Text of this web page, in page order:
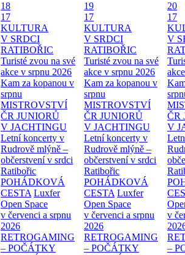
18
17
KULTURA
V SRDCI
RATIBOŘIC
Turisté zvou na své
akce v srpnu 2026
Kam za kopanou v
srpnu
MISTROVSTVÍ
ČR JUNIORŮ
V JACHTINGU
Letní koncerty v
Rudrově mlýně –
občerstvení v srdci
Ratibořic
POHÁDKOVÁ
CESTA Luxfer
Open Space
v červenci a srpnu
2026
RETROGAMING
– POČÁTKY
19
17
KULTURA
V SRDCI
RATIBOŘIC
Turisté zvou na své
akce v srpnu 2026
Kam za kopanou v
srpnu
MISTROVSTVÍ
ČR JUNIORŮ
V JACHTINGU
Letní koncerty v
Rudrově mlýně –
občerstvení v srdci
Ratibořic
POHÁDKOVÁ
CESTA Luxfer
Open Space
v červenci a srpnu
2026
RETROGAMING
– POČÁTKY
20
17
V
ČR
V
v
–